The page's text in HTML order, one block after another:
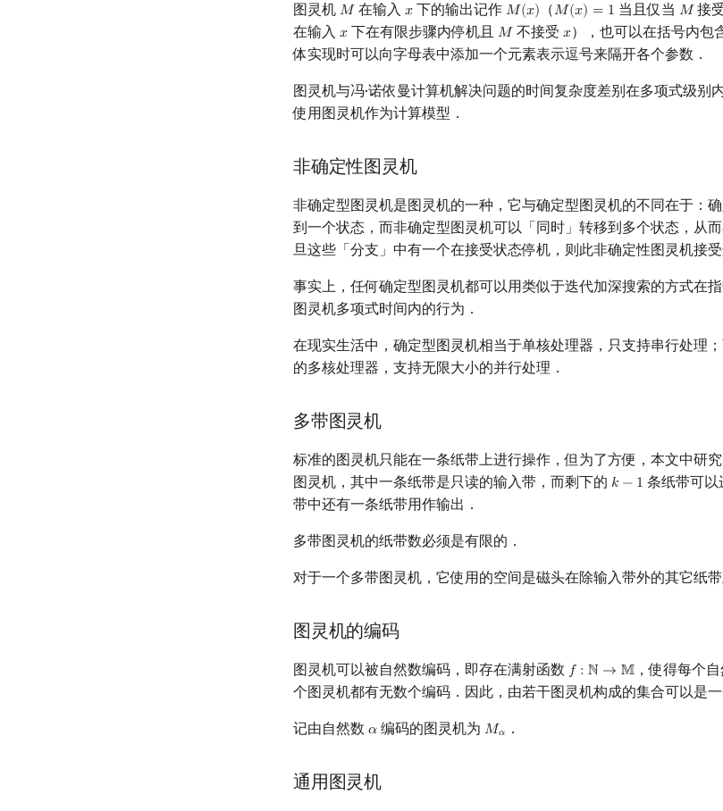
图灵机 𝑀
M 在输入 𝑥
x下的输出记作 𝑀(𝑥)
M(x) （𝑀(𝑥) = 1
M(x)= 1 当且仅当 𝑀
M 接
在输入 𝑥
x 下在有限步骤内停机且𝑀
M 不接受 𝑥
x），也可以在括号内包
体实现时可以向字母表中添加一个元素表示逗号来隔开各个参数．
图灵机与冯·诺依曼计算机解决问题的时间复杂度差别在多项式级别
使用图灵机作为计算模型．
非确定性图灵机
非确定型图灵机是图灵机的一种，它与确定型图灵机的不同在于：
到一个状态，而非确定型图灵机可以「同时」转移到多个状态，从
旦这些「分支」中有一个在接受状态停机，则此非确定性图灵机接受
事实上，任何确定型图灵机都可以用类似于迭代加深搜索的方式在
图灵机多项式时间内的行为．
在现实生活中，确定型图灵机相当于单核处理器，只支持串行处理
的多核处理器，支持无限大小的并行处理．
多带图灵机
标准的图灵机只能在一条纸带上进行操作，但为了方便，本文中研
图灵机，其中一条纸带是只读的输入带，而剩下的 𝑘 − 1
k−1 条纸带可以
带中还有一条纸带用作输出．
多带图灵机的纸带数必须是有限的．
对于一个多带图灵机，它使用的空间是磁头在除输入带外的其它纸
图灵机的编码
图灵机可以被自然数编码，即存在满射函数 𝑓 : ℕ → 𝕄
f: N → M
，使得每个
个图灵机都有无数个编码．因此，由若干图灵机构成的集合可以是一
记由自然数 𝛼
α 编码的图灵机为𝑀𝛼
Mα ．
通用图灵机